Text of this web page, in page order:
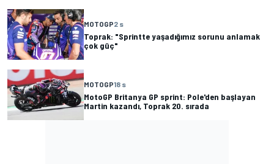
MOTOGP2 s
Toprak: "Sprintte yaşadığımız sorunu anlamak
çok güç"
MOTOGP18 s
MotoGP Britanya GP sprint: Pole'den başlayan
Martin kazandı, Toprak 20. sırada